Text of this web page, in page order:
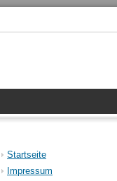
Startseite
Impressum